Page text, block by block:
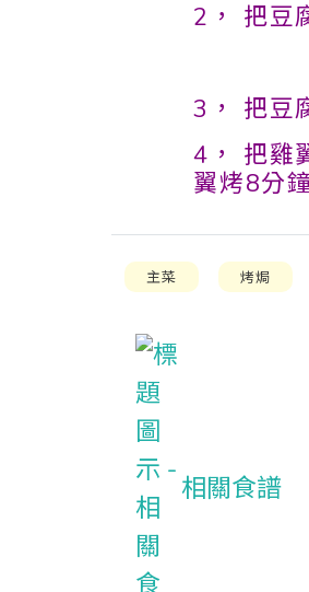
2， 把豆
3， 把豆
4， 把雞
翼烤8分
主菜 烤焗
相關食譜